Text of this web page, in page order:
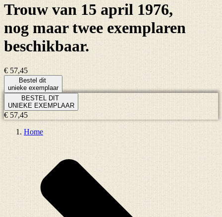
Trouw van 15 april 1976,
nog maartwee exemplaren
beschikbaar.
€ 57,45
Bestel dit
unieke exemplaar
BESTEL DIT
UNIEKE EXEMPLAAR
€ 57,45
Home